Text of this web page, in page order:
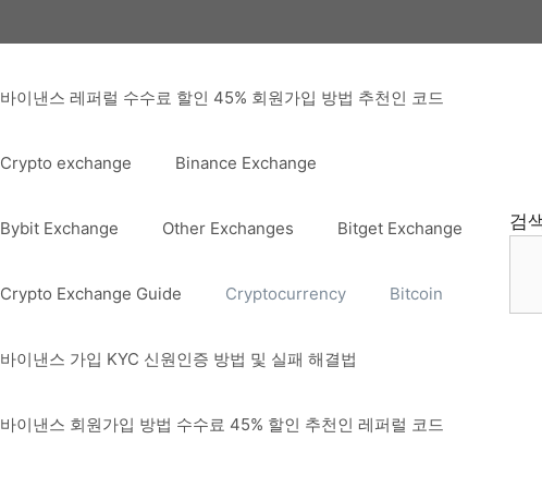
바이낸스 레퍼럴 수수료 할인 45% 회원가입 방법 추천인 코드
Crypto exchange Binance Exchange
Bybit Exchange Other Exchanges Bitget Exchange
Crypto Exchange Guide Cryptocurrency Bitcoin
바이낸스 가입 KYC 신원인증 방법 및 실패 해결법
바이낸스 회원가입 방법 수수료 45% 할인 추천인 레퍼럴 코드
검